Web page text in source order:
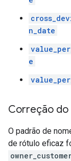
n_date
e
Correção
O padrão de
de rótulo eficaz